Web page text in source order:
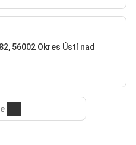
56002 Okres Ústí nad